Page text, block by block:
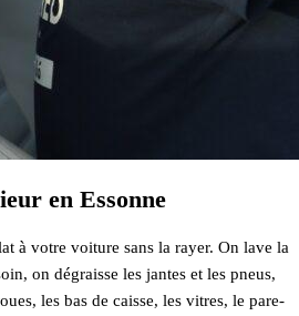
en Essonne
à votre voiture sans la rayer. On lave la
on dégraisse les jantes et les pneus,
les bas de caisse, les vitres, le pare-